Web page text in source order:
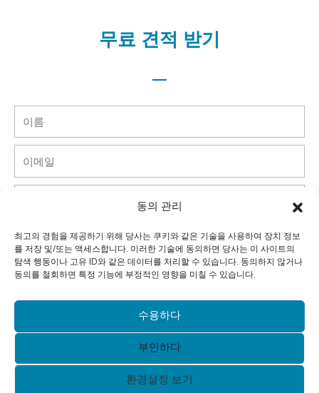
동의 관리
최고의 경험을 제공하기 위해 당사는 쿠키와 같은 기술을 사용하여 장치 정보
를 저장 및/또는 액세스합니다. 이러한 기술에 동의하면 당사는 이 사이트의
탐색 행동이나 고유 ID와 같은 데이터를 처리할 수 있습니다. 동의하지 않거나
동의를 철회하면 특정 기능에 부정적인 영향을 미칠 수 있습니다.
수용하다
부인하다
환경설정 보기
무료 견적 받기
일
폰
국
가
회
시
제출하다